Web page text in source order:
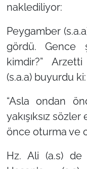
naklediliyor:
Peygamber
gördü. Gence
kimdir?” Arzetti
(s.a.a) buyurdu ki:
“Asla ondan
yakışıksız
önce oturma ve
Hz. Ali (a.s) de